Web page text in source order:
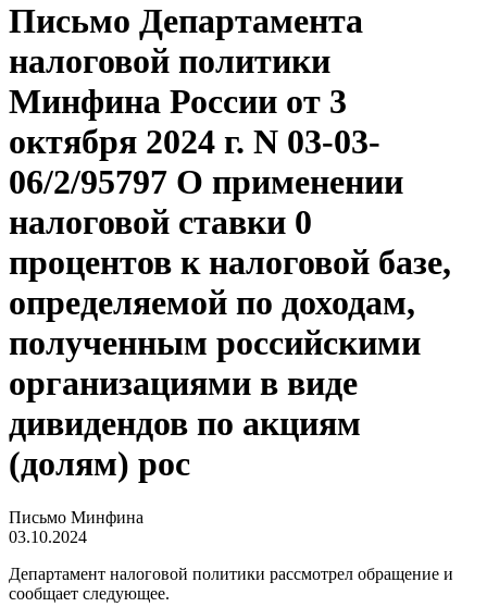
Письмо Департамента
налоговой политики
Минфина России от 3
октября 2024 г. N 03-03-
06/2/95797 О применении
налоговой ставки 0
процентов к налоговой базе,
определяемой по доходам,
полученным российскими
организациями в виде
дивидендов по акциям
(долям) рос
Письмо Минфина
03.10.2024
Департамент налоговой политики рассмотрел обращение и
сообщает следующее.